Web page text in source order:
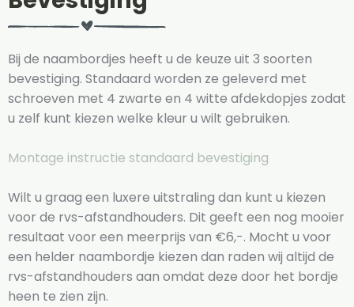
Bij de naambordjes heeft u de keuze uit 3 soorten
bevestiging. Standaard worden ze geleverd met
schroeven met 4 zwarte en 4 witte afdekdopjes zodat
u zelf kunt kiezen welke kleur u wilt gebruiken.
Montage instructie standaard bevestiging
Wilt u graag een luxere uitstraling dan kunt u kiezen
voor de rvs-afstandhouders. Dit geeft een nog mooier
resultaat voor een meerprijs van €6,-. Mocht u voor
een helder naambordje kiezen dan raden wij altijd de
rvs-afstandhouders aan omdat deze door het bordje
heen te zien zijn.